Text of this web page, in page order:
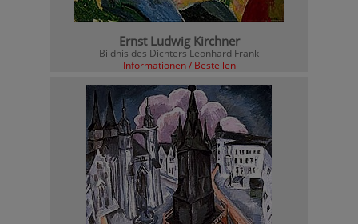
Ernst Ludwig Kirchner
Bildnis des Dichters Leonhard Frank
Informationen / Bestellen